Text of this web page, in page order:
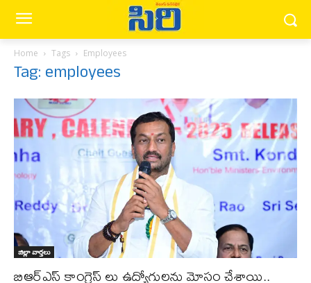
Home Tags Employees
Tag: employees
జిల్లా వార్త‌లు
బిఆర్ఎస్ కాంగ్రెస్ లు ఉద్యోగులను మోసం చేశాయి..